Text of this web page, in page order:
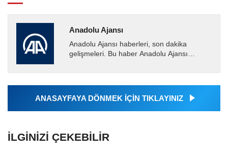
Anadolu Ajansı
Anadolu Ajansı haberleri, son dakika
gelişmeleri. Bu haber Anadolu Ajansı
tarafından geçilen tüm...
ANASAYFAYA DÖNMEK İÇİN TIKLAYINIZ
İLGINIZI ÇEKEBILIR